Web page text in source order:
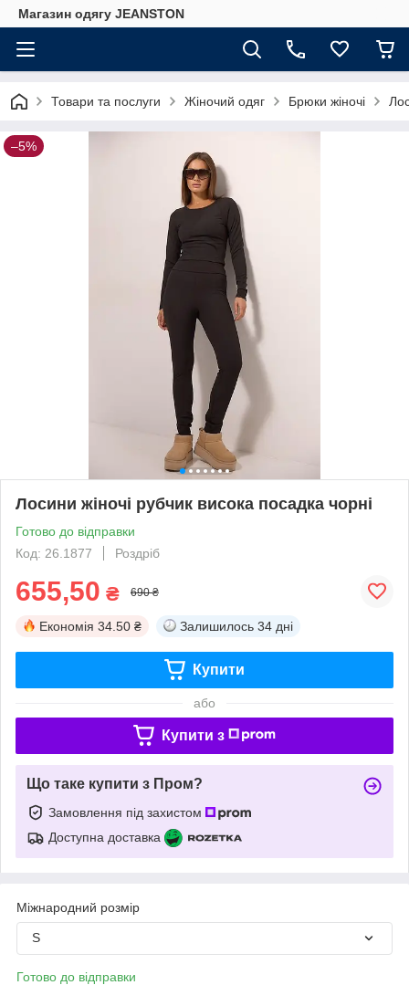
Магазин одягу JEANSTON
Товари та послуги Жіночий одяг Брюки жіночі
–5%
Лосини жіночі рубчик висока посадка чорні
Готово до відправки
Код: 26.1877
Роздріб
655,50 ₴ 690 ₴
Економія 34.50 ₴ Залишилось 34 дні
Купити
або
Купити з
Що таке купити з Пром?
Замовлення під захистом
Доступна доставка
Міжнародний розмір
S
Готово до відправки